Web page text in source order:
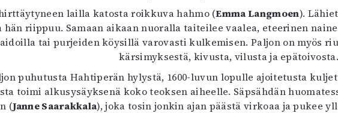
lailla katosta roikkuva hahmo (Emma Langmoen).
riippuu. Samaan aikaan nuoralla taiteilee vaalea, eteerinen
tai purjeiden köysillä varovasti kulkemisen. Paljon on myös
kärsimyksestä, kivusta, vilusta ja epätoivosta.
puhutusta Hahtiperän hylystä, 1600-luvun lopulle ajoitetusta
toimi alkusysäyksenä koko teoksen aiheelle. Säpsähdän
(Janne Saarakkala), joka tosin jonkin ajan päästä virkoaa ja pukee